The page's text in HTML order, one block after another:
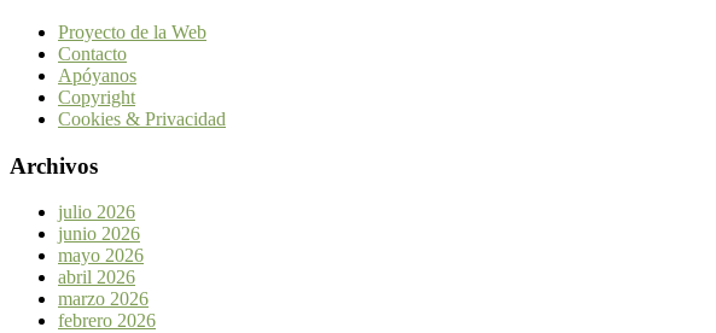
Proyecto de la Web
Contacto
Apóyanos
Copyright
Cookies & Privacidad
Archivos
julio 2026
junio 2026
mayo 2026
abril 2026
marzo 2026
febrero 2026